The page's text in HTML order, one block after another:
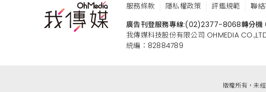
服務條款 隱私權政策 評鑑規範
聯
廣告刊登服務專線:(02)2377-8068轉分機
我傳媒科技股份有限公司 OHMEDIA
統編：82884789
版權所有，未